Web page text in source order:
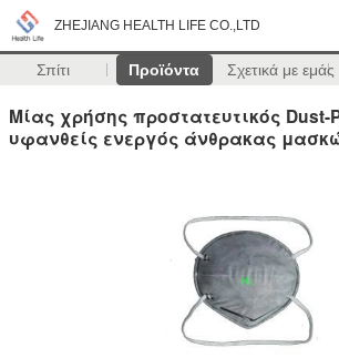
ZHEJIANG HEALTH LIFE CO.,LTD
Σπίτι Προϊόντα Σχετικά με εμάς
Μίας χρήσης προστατευτικός Dust-
υφανθείς ενεργός άνθρακας